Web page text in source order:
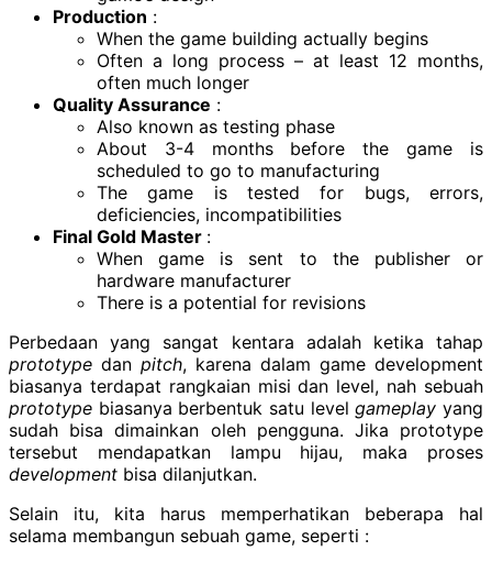
Production :
When the game building actually begins
Often a long process – at least 12 months,
often much longer
Quality Assurance :
Also known as testing phase
About 3-4 months before the game is
scheduled to go to manufacturing
The game is tested for bugs, errors,
deficiencies, incompatibilities
Final Gold Master :
When game is sent to the publisher or
hardware manufacturer
There is a potential for revisions
Perbedaan yang sangat kentara adalah ketika tahap
prototype dan pitch, karena dalam game development
biasanya terdapat rangkaian misi dan level, nah sebuah
prototype biasanya berbentuk satu levelgameplay yang
sudah bisa dimainkan oleh pengguna. Jika prototype
tersebut mendapatkan lampu hijau, maka proses
development bisa dilanjutkan.
Selain itu, kita harus memperhatikan beberapa hal
selama membangun sebuah game, seperti :